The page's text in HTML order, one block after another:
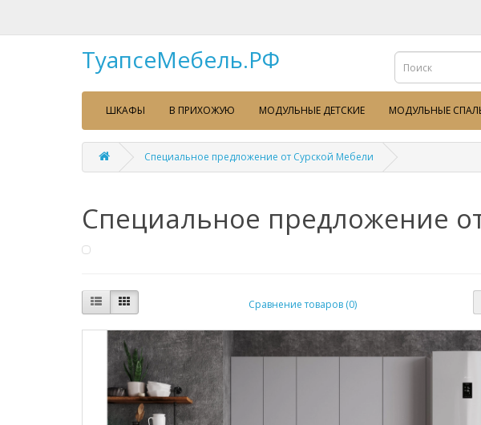
ТуапсеМебель.РФ
ШКАФЫ В ПРИХОЖУЮ МОДУЛЬНЫЕ ДЕТСКИЕ МОДУЛЬНЫЕ
Специальное предложение от Сурской Мебели
Специальное предложение
Сравнение товаров (0)